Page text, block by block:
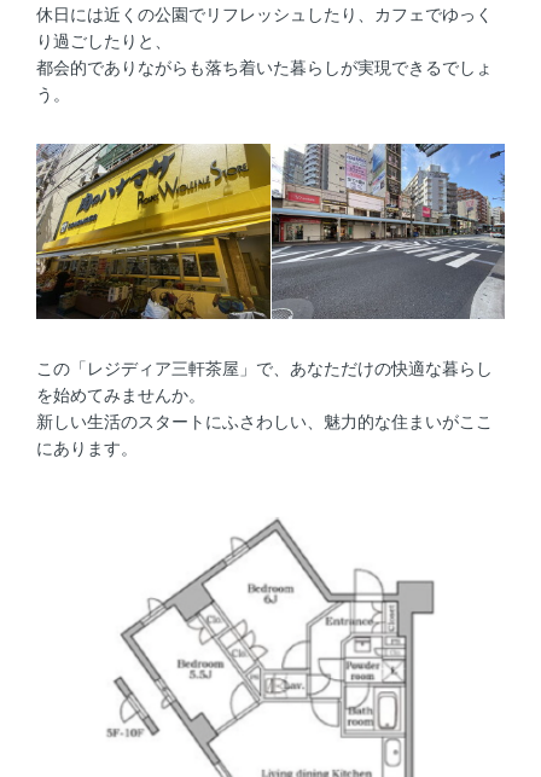
休日には近くの公園でリフレッシュしたり、カフェでゆっく
り過ごしたりと、
都会的でありながらも落ち着いた暮らしが実現できるでしょ
う。
この「レジディア三軒茶屋」で、あなただけの快適な暮らし
を始めてみませんか。
新しい生活のスタートにふさわしい、魅力的な住まいがここ
にあります。